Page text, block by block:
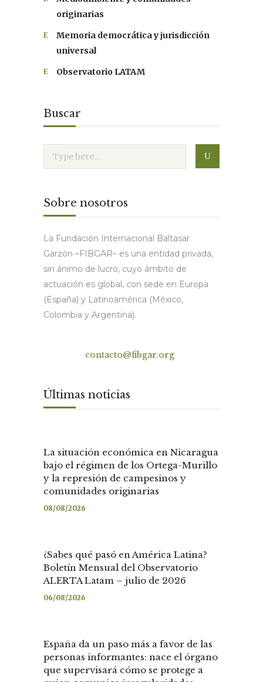
originarias
Memoria democrática y jurisdicción
universal
Observatorio LATAM
Buscar
Sobre nosotros
La Fundación Internacional Baltasar
Garzón –FIBGAR– es una entidad privada,
sin ánimo de lucro, cuyo ámbito de
actuación es global, con sede en Europa
(España) y Latinoamérica (México,
Colombia y Argentina).
contacto@fibgar.org
Últimas noticias
La situación económica en Nicaragua
bajo el régimen de los Ortega-Murillo
y la represión de campesinos y
comunidades originarias
08/08/2026
¿Sabes qué pasó en América Latina?
Boletín Mensual del Observatorio
ALERTA Latam – julio de 2026
06/08/2026
España da un paso más a favor de las
personas informantes: nace el órgano
que supervisará cómo se protege a